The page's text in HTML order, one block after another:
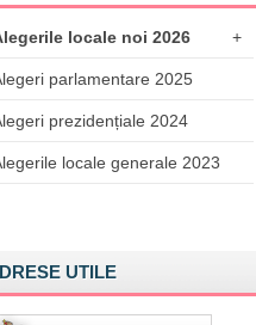
locale noi 2026 +
parlamentare 2025
prezidențiale 2024
locale generale 2023
UTILE